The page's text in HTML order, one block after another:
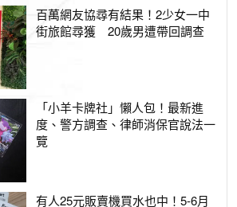
百萬網友協尋有結果！2少女一中
街旅館尋獲 20歲男遭帶回調查
「小羊卡牌社」懶人包！最新進
度、警方調查、律師消保官說法一
覽
有人25元販賣機買水也中！5-6月